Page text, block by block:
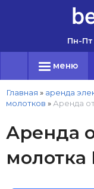
Пн-
меню
Главная » аренда
молотков » Аренда
Аренда
молотка